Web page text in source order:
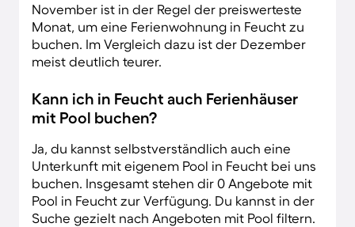
November ist in der Regel der preiswerteste
Monat, um eine Ferienwohnung in Feucht zu
buchen. Im Vergleich dazu ist der Dezember
meist deutlich teurer.
Kann ich in Feucht auch Ferienhäuser
mit Pool buchen?
Ja, du kannst selbstverständlich auch eine
Unterkunft mit eigenem Pool in Feucht bei uns
buchen. Insgesamt stehen dir 0 Angebote mit
Pool in Feucht zur Verfügung. Du kannst in der
Suche gezielt nach Angeboten mit Pool filtern.